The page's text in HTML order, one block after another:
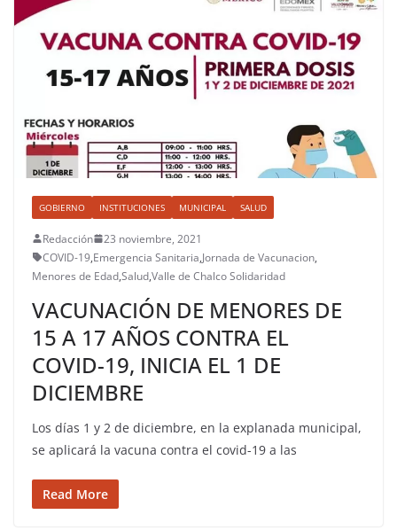
GOBIERNO INSTITUCIONES MUNICIPAL SALUD
Redacción
23 noviembre, 2021
COVID-19,Emergencia Sanitaria,Jornada de Vacunacion,
Menores de Edad,Salud,Valle de Chalco Solidaridad
VACUNACIÓN DE MENORES DE
15 A 17 AÑOS CONTRA EL
COVID-19, INICIA EL 1 DE
DICIEMBRE
Los días 1 y 2 de diciembre, en la explanada municipal,
se aplicará la vacuna contra el covid-19 a las
Read More